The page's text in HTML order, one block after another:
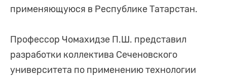
применяющуюся в Республике Татарстан.
Профессор Чомахидзе П.Ш. представил
разработки коллектива Сеченовского
университета по применению технологии